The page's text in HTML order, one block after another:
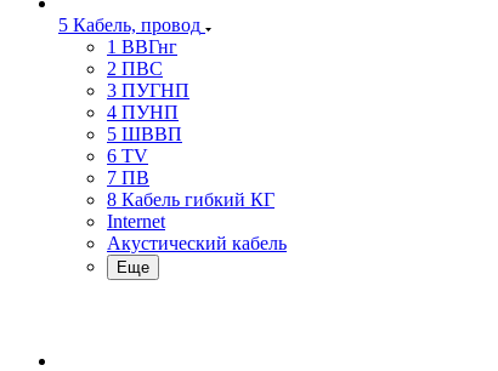
5 Кабель, провод
1 ВВГнг
2 ПВС
3 ПУГНП
4 ПУНП
5 ШВВП
6 TV
7 ПВ
8 Кабель гибкий КГ
Internet
Акустический кабель
Еще